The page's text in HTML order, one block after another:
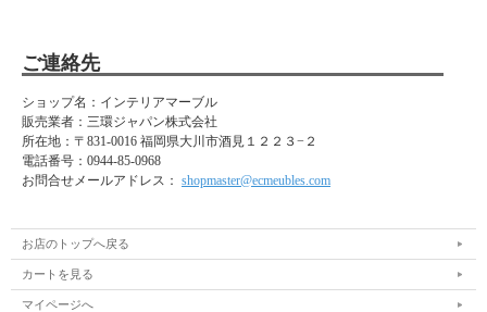
ご連絡先
ショップ名：インテリアマーブル
販売業者：三環ジャパン株式会社
所在地： 〒831-0016 福岡県大川市酒見１２２３−２
電話番号： 0944-85-0968
お問合せメールアドレス： shopmaster@ecmeubles.com
お店のトップへ戻る
カートを見る
マイページへ